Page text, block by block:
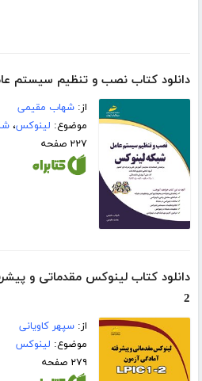
دانلود کتاب نصب و تنظیم سیستم
از:شهاب مقیمی
موضوع: لینوکس،
۲۲۷ صفحه
2
از:سپهر کاویانی
موضوع: لینوکس
۲۷۹ صفحه